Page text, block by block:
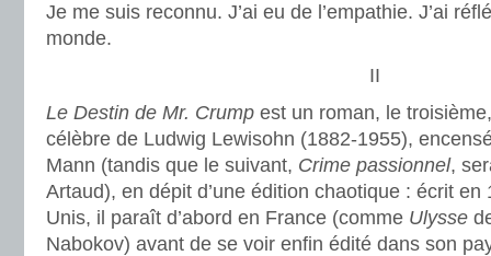
Je me suis reconnu. J’ai eu de l’empathie. J’ai
monde.
II
Le Destin de Mr. Crump est un roman, le
célèbre de Ludwig Lewisohn (1882-1955),
Mann (tandis que le suivant, Crime passionnel,
Artaud), en dépit d’une édition chaotique : écrit
Unis, il paraît d’abord en France (comme Ulysse
Nabokov) avant de se voir enfin édité dans son